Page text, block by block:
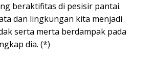
beraktifitas di pesisir pantai.
dan lingkungan kita menjadi
serta merta berdampak pada
dia. (*)